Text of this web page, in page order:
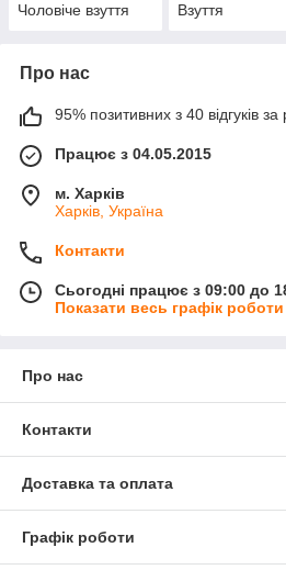
Чоловіче взуття Взуття
Про нас
95% позитивних з 40 відгуків за
Працює з 04.05.2015
м. Харків
Харків, Україна
Контакти
Сьогодні працює з 09:00 до
Показати весь графік роботи
Про нас
Контакти
Доставка та оплата
Графік роботи